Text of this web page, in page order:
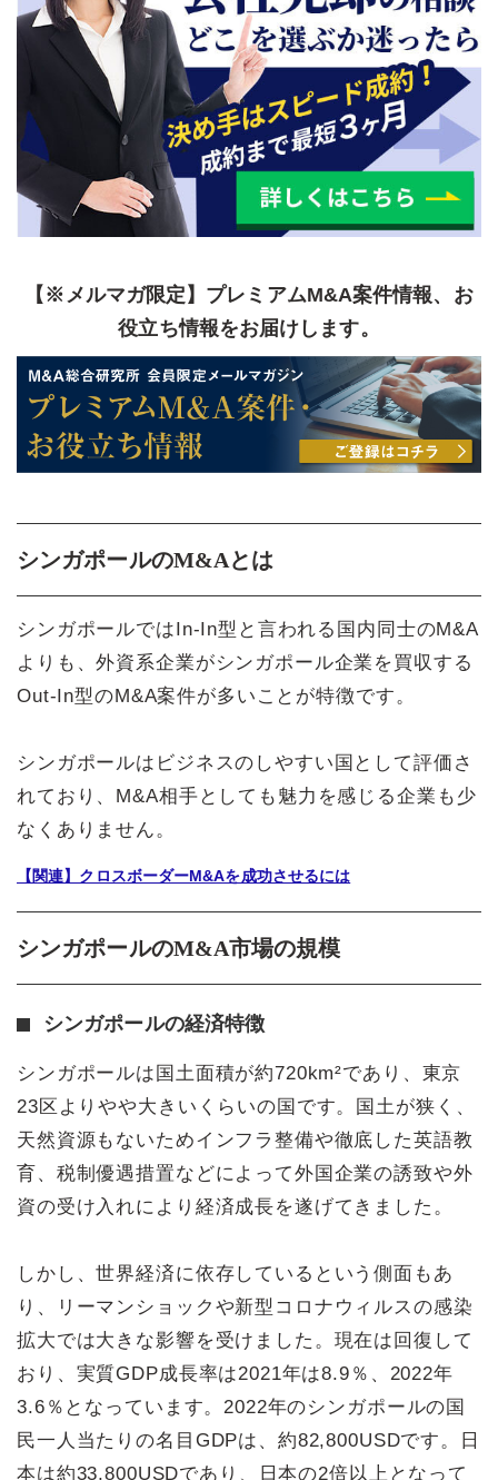
【※メルマガ限定】プレミアムM&A案件情報、お
役立ち情報をお届けします。
シンガポールのM&Aとは
シンガポールではIn-In型と言われる国内同士のM&A
よりも、外資系企業がシンガポール企業を買収する
Out-In型のM&A案件が多いことが特徴です。
シンガポールはビジネスのしやすい国として評価さ
れており、M&A相手としても魅力を感じる企業も少
なくありません。
【関連】クロスボーダーM&Aを成功させるには
シンガポールのM&A市場の規模
シンガポールの経済特徴
シンガポールは国土面積が約720km²であり、東京
23区よりやや大きいくらいの国です。国土が狭く、
天然資源もないためインフラ整備や徹底した英語教
育、税制優遇措置などによって外国企業の誘致や外
資の受け入れにより経済成長を遂げてきました。
しかし、世界経済に依存しているという側面もあ
り、リーマンショックや新型コロナウィルスの感染
拡大では大きな影響を受けました。現在は回復して
おり、実質GDP成長率は2021年は8.9％、2022年
3.6％となっています。2022年のシンガポールの国
民一人当たりの名目GDPは、約82,800USDです。日
本は約33,800USDであり、日本の2倍以上となって